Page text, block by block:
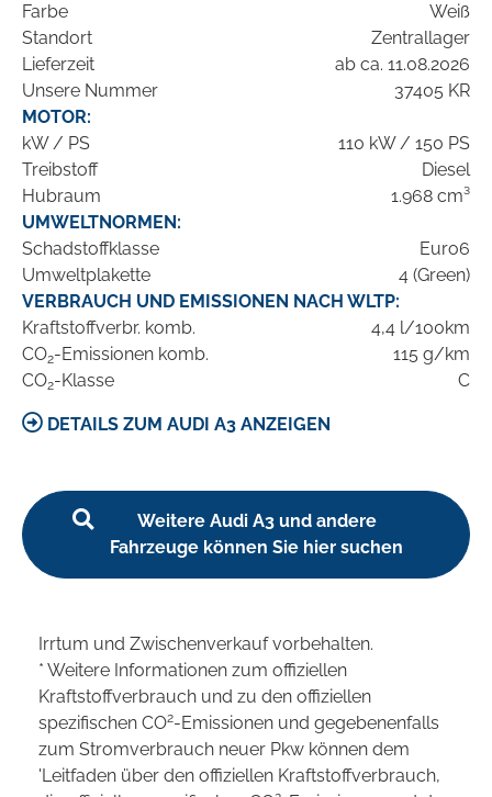
Farbe
Weiß
Standort
Zentrallager
Lieferzeit
ab ca. 11.08.2026
Unsere Nummer
37405 KR
MOTOR:
kW / PS
110 kW / 150 PS
Treibstoff
Diesel
Hubraum
1.968 cm³
UMWELTNORMEN:
Schadstoffklasse
Euro6
Umweltplakette
4 (Green)
VERBRAUCH UND EMISSIONEN NACH WLTP:
Kraftstoffverbr. komb.
4,4 l/100km
CO2-Emissionen komb.
115 g/km
CO2-Klasse C
DETAILS ZUM AUDI A3 ANZEIGEN
Weitere Audi A3 und andere
Fahrzeuge können Sie hier suchen
Irrtum und Zwischenverkauf vorbehalten.
* Weitere Informationen zum offiziellen
Kraftstoffverbrauch und zu den offiziellen
spezifischen CO2-Emissionen und gegebenenfalls
zum Stromverbrauch neuer Pkw können dem
'Leitfaden über den offiziellen Kraftstoffverbrauch,